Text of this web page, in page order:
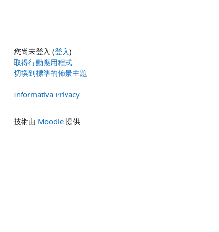
您尚未登入 (登入)
取得行動應用程式
切換到標準的佈景主題
Informativa Privacy
技術由 Moodle 提供